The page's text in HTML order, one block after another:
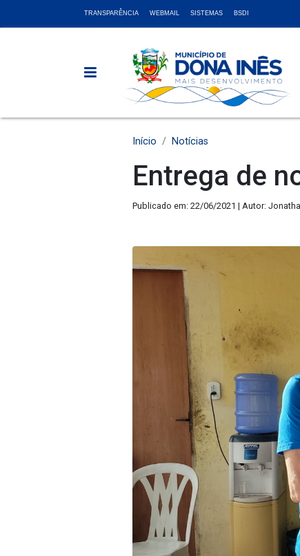
TRANSPARÊNCIA WEBMAIL SISTEMAS BSDI
Início Notícias
Entrega de
Publicado em: 22/06/2021 | Autor: